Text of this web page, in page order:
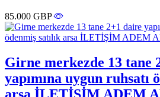
85.000 GBP
Girne merkezde 13 tane
yapımına uygun ruhsatı
arsa İLETİŞİM ADEM